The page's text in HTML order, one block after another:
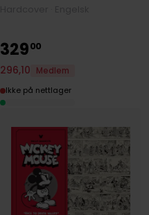
32900
296,10
Medlem
Ikke på nettlager